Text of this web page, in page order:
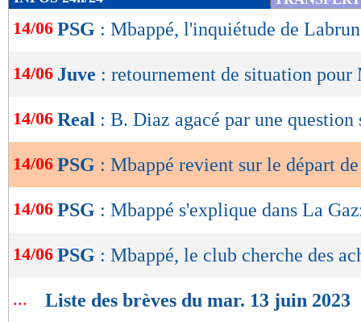
de
lecture
OK
14/06 PSG : Mbappé, l'inquiétude de
14/06 Juve : retournement de situation
14/06 Real : B. Diaz agacé par une question
14/06 PSG : Mbappé revient sur le départ
14/06 PSG : Mbappé s'explique dans La
14/06 PSG : Mbappé, le club cherche des
... Liste des brèves du mar. 13 juin 2023